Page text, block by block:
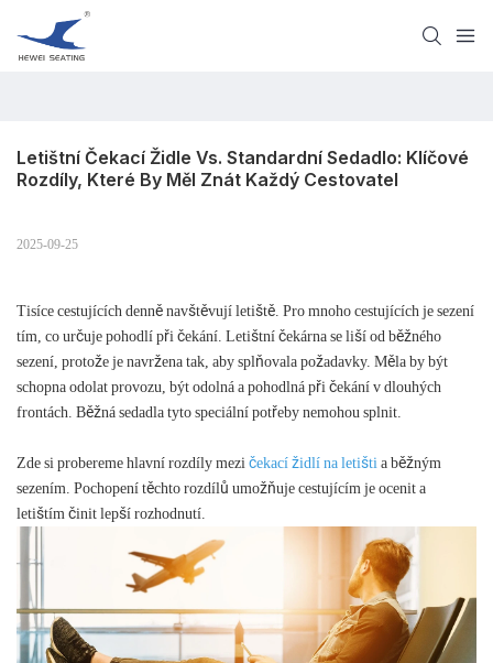
Letištní Čekací Židle Vs. Standardní Sedadlo: Klíčové
Rozdíly, Které By Měl Znát Každý Cestovatel
2025-09-25
Tisíce cestujících denně navštěvují letiště. Pro mnoho cestujících je sezení
tím, co určuje pohodlí při čekání. Letištní čekárna se liší od běžného
sezení, protože je navržena tak, aby splňovala požadavky. Měla by být
schopna odolat provozu, být odolná a pohodlná při čekání v dlouhých
frontách. Běžná sedadla tyto speciální potřeby nemohou splnit.
Zde si probereme hlavní rozdíly mezičekací židlí na letištia běžným
sezením. Pochopení těchto rozdílů umožňuje cestujícím je ocenit a
letištím činit lepší rozhodnutí.